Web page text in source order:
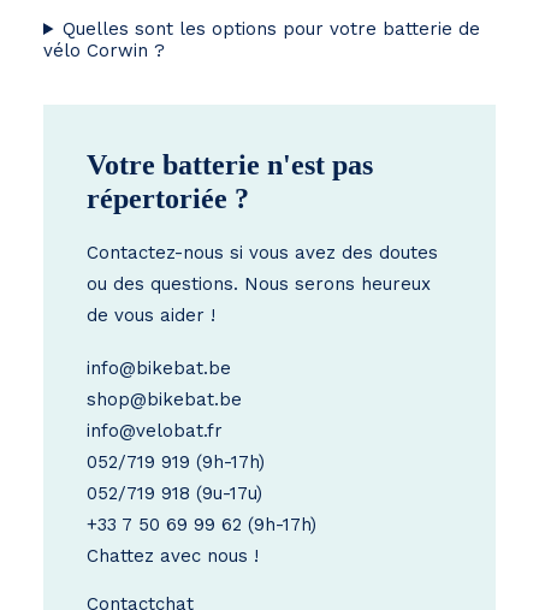
Quelles sont les options pour votre batterie de
vélo Corwin ?
Votre batterie n'est pas
répertoriée ?
Contactez-nous si vous avez des doutes
ou des questions. Nous serons heureux
de vous aider !
info@bikebat.be
shop@bikebat.be
info@velobat.fr
052/719 919 (9h-17h)
052/719 918 (9u-17u)
+33 7 50 69 99 62 (9h-17h)
Chattez avec nous !
Contactchat